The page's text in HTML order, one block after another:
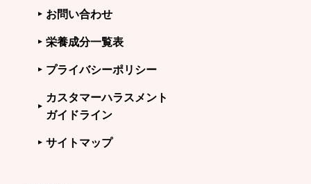
お問い合わせ
栄養成分一覧表
プライバシーポリシー
カスタマーハラスメント
ガイドライン
サイトマップ